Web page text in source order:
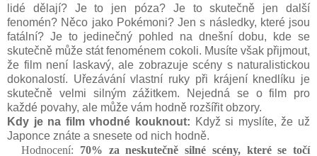
lidé dělají? Je to jen póza? Je to skutečně jen další
fenomén? Něco jako Pokémoni? Jen s následky, které jsou
fatální? Je to jedinečný pohled na dnešní dobu, kde se
skutečně může stát fenoménem cokoli. Musíte však přijmout,
že film není laskavý, ale zobrazuje scény s naturalistickou
dokonalostí. Uřezávání vlastní ruky při krájení knedlíku je
skutečně velmi silným zážitkem. Nejedná se o film pro
každé povahy, ale může vám hodně rozšířit obzory.
Kdy je na film vhodné kouknout: Když si myslíte, že už
Japonce znáte a snesete od nich hodně.
Hodnocení:
70% za neskutečně silné scény, které se točí